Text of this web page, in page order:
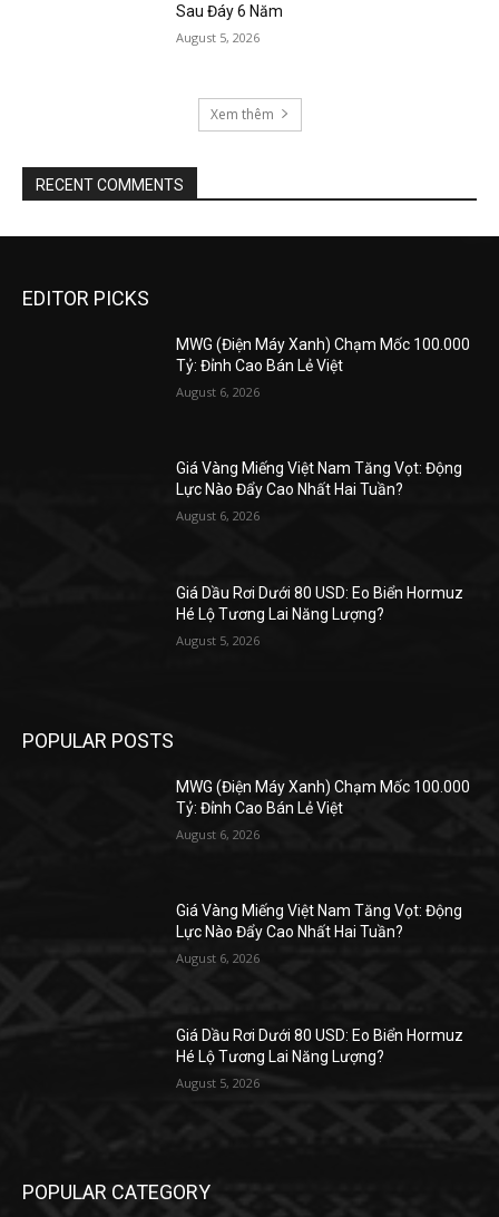
Sau Đáy 6 Năm
August 5, 2026
Xem thêm
RECENT COMMENTS
EDITOR PICKS
MWG (Điện Máy Xanh) Chạm Mốc 100.000
Tỷ: Đỉnh Cao Bán Lẻ Việt
August 6, 2026
Giá Vàng Miếng Việt Nam Tăng Vọt: Động
Lực Nào Đẩy Cao Nhất Hai Tuần?
August 6, 2026
Giá Dầu Rơi Dưới 80 USD: Eo Biển Hormuz
Hé Lộ Tương Lai Năng Lượng?
August 5, 2026
POPULAR POSTS
MWG (Điện Máy Xanh) Chạm Mốc 100.000
Tỷ: Đỉnh Cao Bán Lẻ Việt
August 6, 2026
Giá Vàng Miếng Việt Nam Tăng Vọt: Động
Lực Nào Đẩy Cao Nhất Hai Tuần?
August 6, 2026
Giá Dầu Rơi Dưới 80 USD: Eo Biển Hormuz
Hé Lộ Tương Lai Năng Lượng?
August 5, 2026
POPULAR CATEGORY